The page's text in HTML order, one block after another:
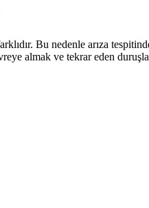
Bu nedenle arıza
almak ve tekrar eden